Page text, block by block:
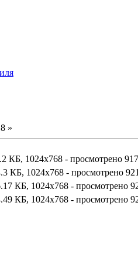
»
КБ, 1024x768 - просмотрено
КБ, 1024x768 - просмотрено
КБ, 1024x768 - просмотрено
КБ, 1024x768 - просмотрено